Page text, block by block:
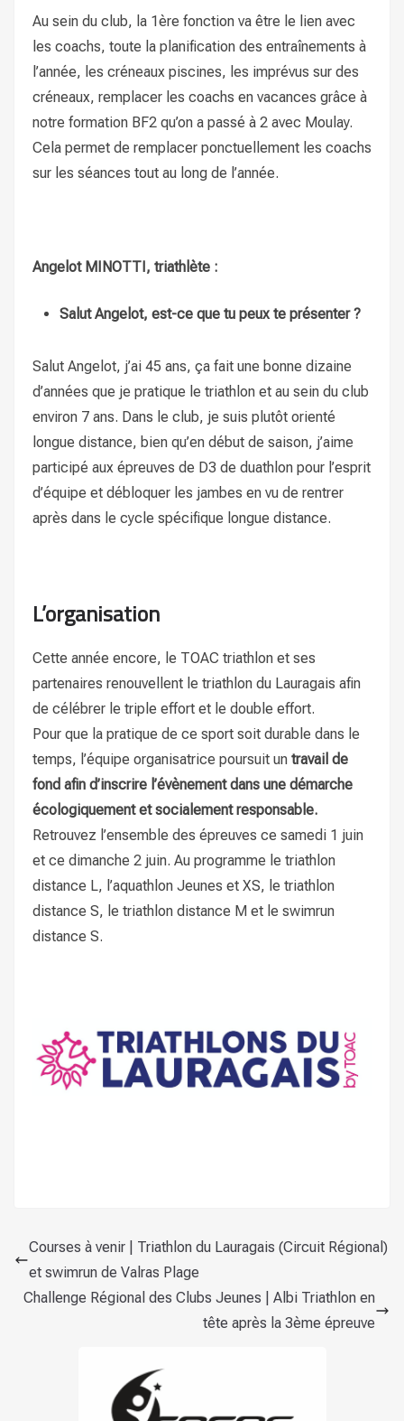
Au sein du club, la 1ère fonction va être le lien avec
les coachs, toute la planification des entraînements à
l’année, les créneaux piscines, les imprévus sur des
créneaux, remplacer les coachs en vacances grâce à
notre formation BF2 qu’on a passé à 2 avec Moulay.
Cela permet de remplacer ponctuellement les coachs
sur les séances tout au long de l’année.
Angelot MINOTTI, triathlète :
Salut Angelot, est-ce que tu peux te présenter ?
Salut Angelot, j’ai 45 ans, ça fait une bonne dizaine
d’années que je pratique le triathlon et au sein du club
environ 7 ans. Dans le club, je suis plutôt orienté
longue distance, bien qu’en début de saison, j’aime
participé aux épreuves de D3 de duathlon pour l’esprit
d’équipe et débloquer les jambes en vu de rentrer
après dans le cycle spécifique longue distance.
L’organisation
Cette année encore, le TOAC triathlon et ses
partenaires renouvellent le triathlon du Lauragais afin
de célébrer le triple effort et le double effort.
Pour que la pratique de ce sport soit durable dans le
temps, l’équipe organisatrice poursuit un travail de
fond afin d’inscrire l’évènement dans une démarche
écologiquement et socialement responsable.
Retrouvez l’ensemble des épreuves ce samedi 1 juin
et ce dimanche 2 juin. Au programme le triathlon
distance L, l’aquathlon Jeunes et XS, le triathlon
distance S, le triathlon distance M et le swimrun
distance S.
Courses à venir | Triathlon du Lauragais (Circuit Régional)
et swimrun de Valras Plage
Challenge Régional des Clubs Jeunes | Albi Triathlon en
tête après la 3ème épreuve